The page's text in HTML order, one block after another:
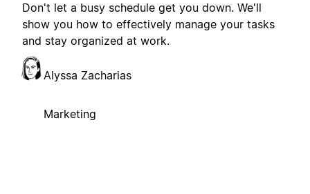
Don't let a busy schedule get you down. We'll
show you how to effectively manage your tasks
and stay organized at work.
Alyssa Zacharias
Marketing